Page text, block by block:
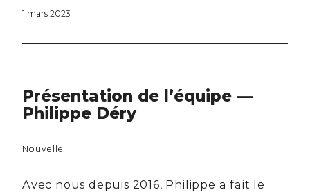
1 mars 2023
Présentation de l’équipe —
Philippe Déry
Nouvelle
Avec nous depuis 2016, Philippe a fait le